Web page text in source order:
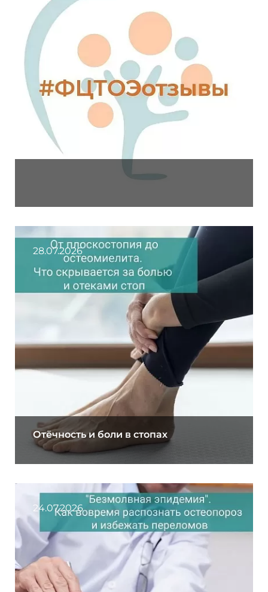
28.07.2026
Отёчность и боли в стопах
24.07.2026